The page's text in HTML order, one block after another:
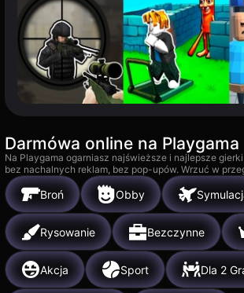
Darmówa online na Playgama
Na Playgama ogarniasz najświeższe i najlepsze
bez nachalnych reklam, bez pop-upów. Wrzuć w
Broń Obby
Rysowanie Bezczynne
Akcja Sport Dla 2